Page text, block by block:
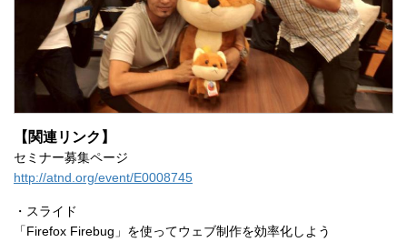
【関連リンク】
セミナー募集ページ
http://atnd.org/event/E0008745
・スライド
「Firefox Firebug」を使ってウェブ制作を効率化しよう